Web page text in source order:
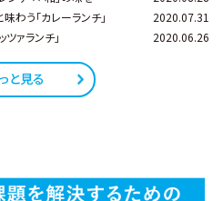
わう「カレーランチ」
2020.07.31
ァランチ」 2020.06.26
と見る